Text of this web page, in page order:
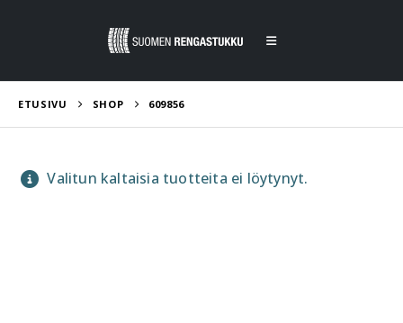
ETUSIVU SHOP 609856
Valitun kaltaisia tuotteita ei löytynyt.